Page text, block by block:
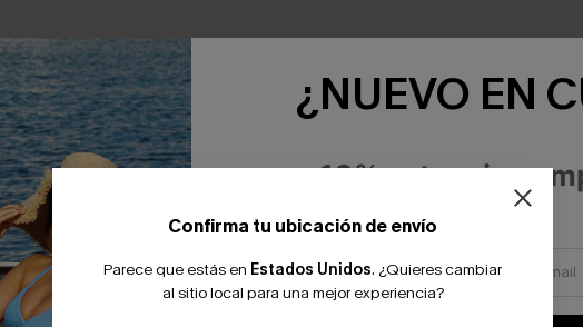
JUNTOS
Confirma tu ubicación de envío
Parece que estás en Estados Unidos. ¿Quieres cambiar
al sitio local para una mejor experiencia?
¿NUEVO EN
-10% extra sin